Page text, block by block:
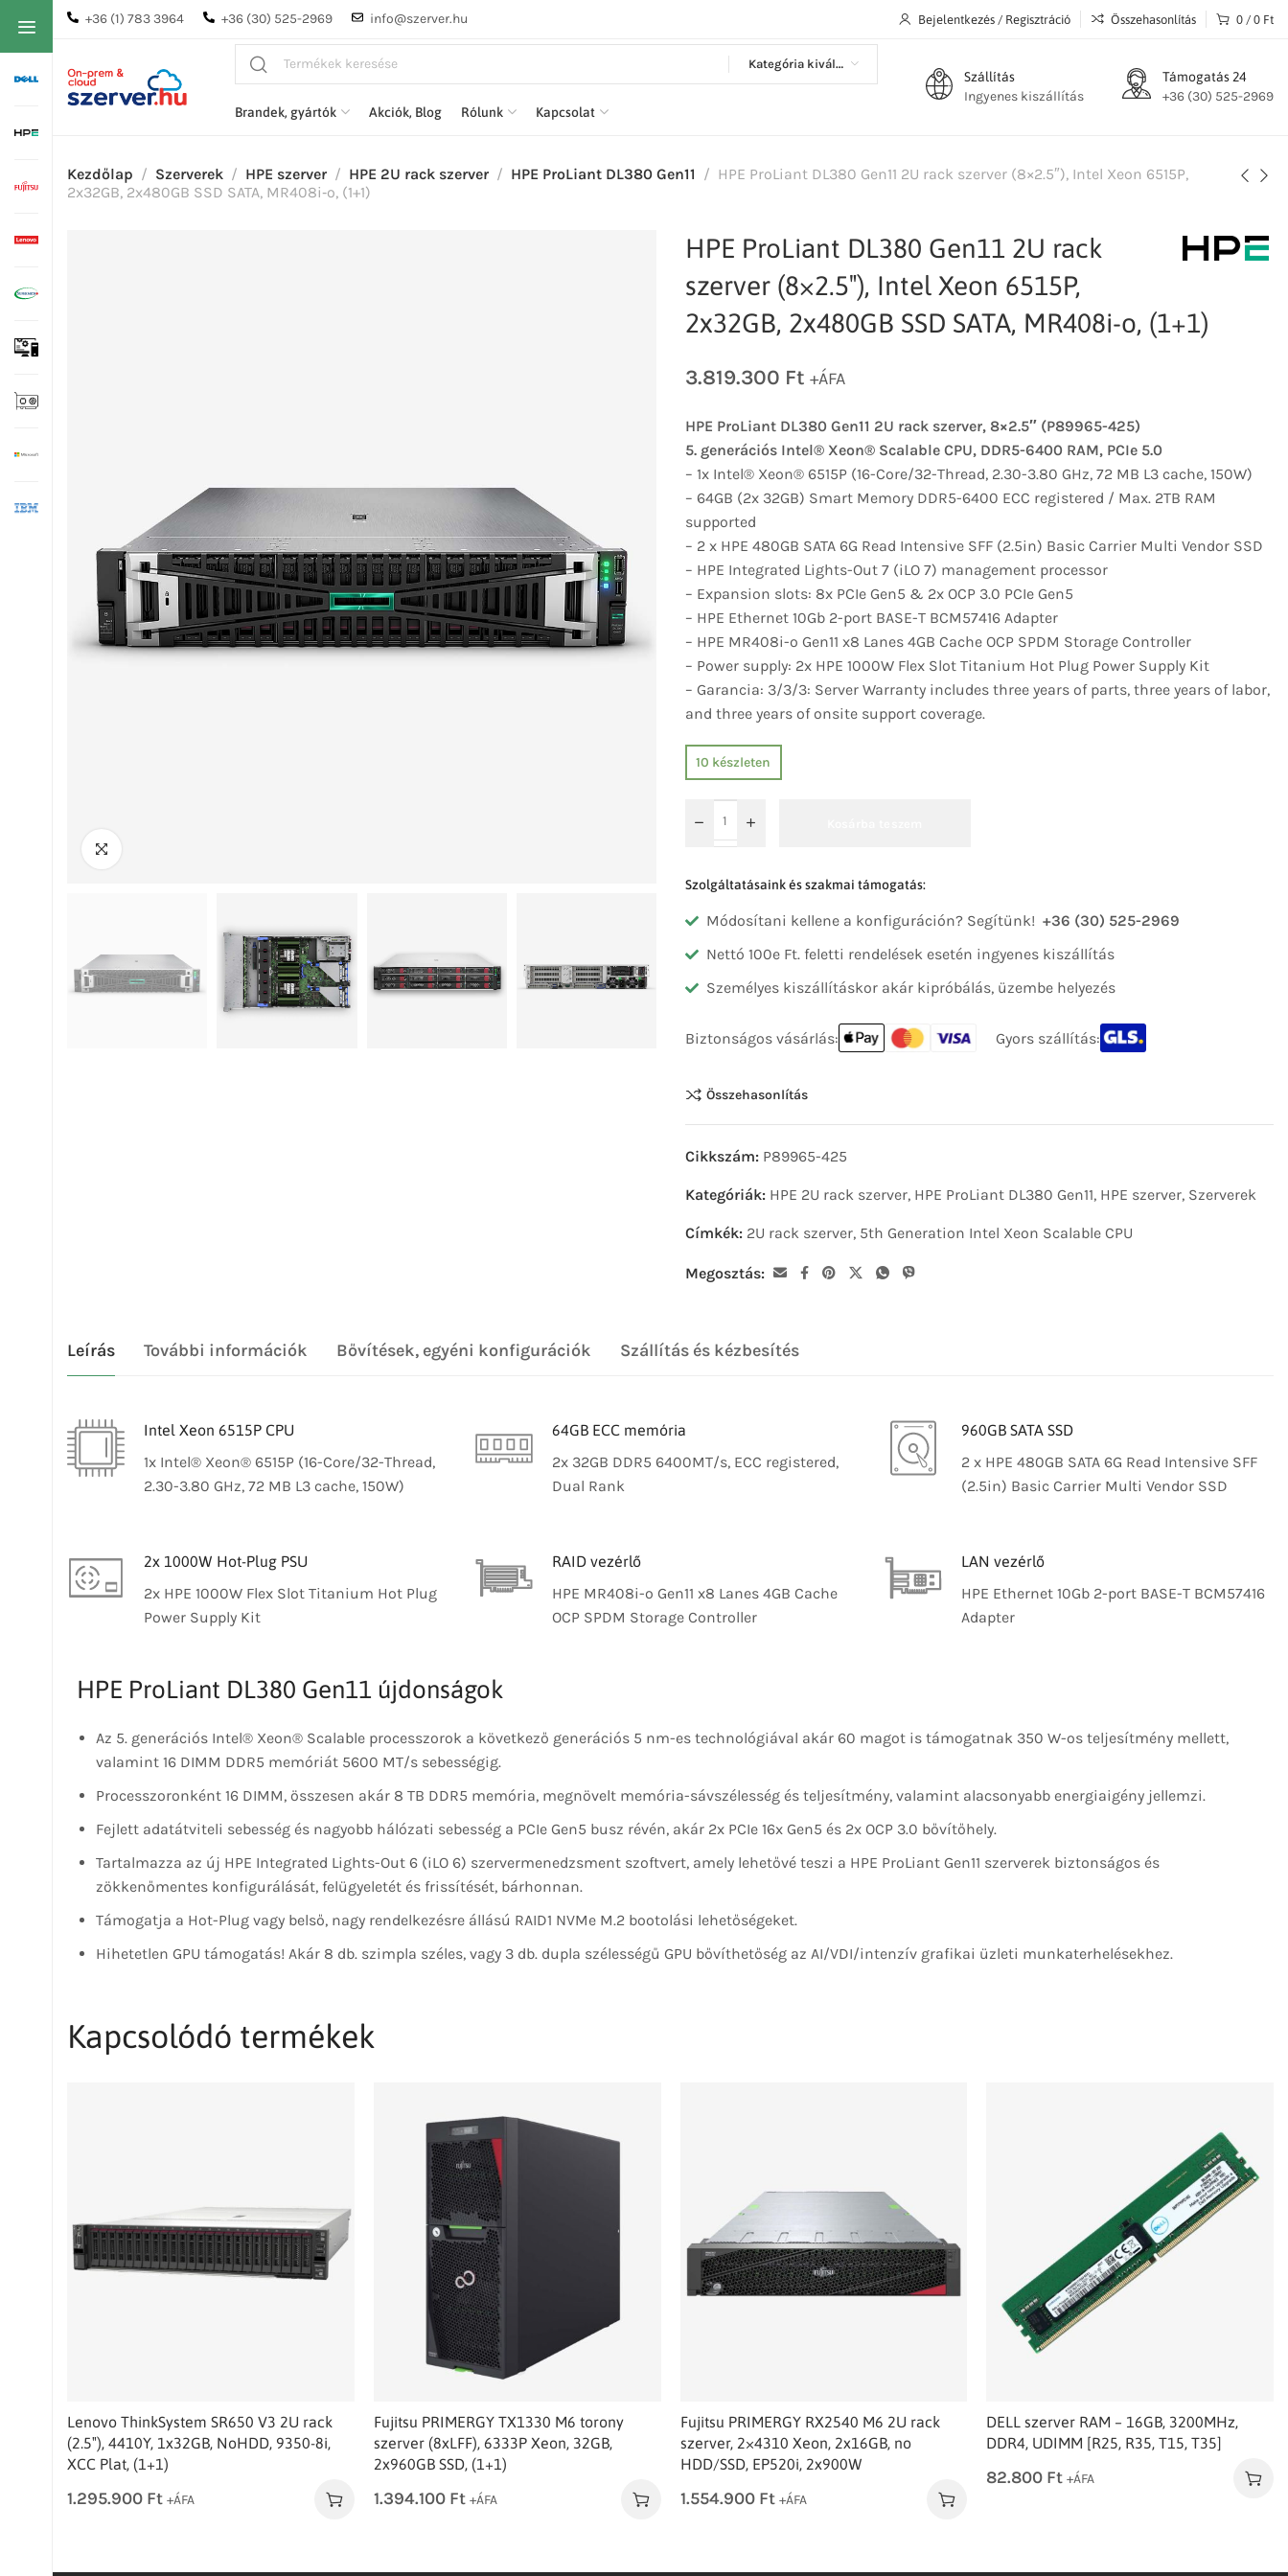
+36 (1) 783 3964 +36 (30) 525-2969 info@szerver.hu Bejelentkezés / Regisztráció Összehasonlítás 0 / 0 Ft
Kategória kiválasztása
Brandek, gyártók Akciók, Blog Rólunk Kapcsolat
Szállítás
Ingyenes kiszállítás
Támogatás 24
+36 (30) 525-2969
Kezdőlap Szerverek HPE szerver HPE 2U rack szerver HPE ProLiant DL380 Gen11
HPE ProLiant DL380 Gen11 2U rack szerver (8×2.5″), Intel Xeon 6515P,
2x32GB, 2x480GB SSD SATA, MR408i‑o, (1+1)
HPE ProLiant DL380 Gen11 2U rack
szerver (8×2.5″), Intel Xeon 6515P,
2x32GB, 2x480GB SSD SATA, MR408i‑o, (1+1)
3.819.300 Ft +ÁFA
HPE ProLiant DL380 Gen11 2U rack szerver, 8×2.5″ (P89965-425)
5. generációs Intel® Xeon® Scalable CPU, DDR5-6400 RAM, PCIe 5.0
– 1x Intel® Xeon® 6515P (16-Core/32-Thread, 2.30-3.80 GHz, 72 MB L3 cache, 150W)
– 64GB (2x 32GB) Smart Memory DDR5-6400 ECC registered / Max. 2TB RAM
supported
– 2 x HPE 480GB SATA 6G Read Intensive SFF (2.5in) Basic Carrier Multi Vendor SSD
– HPE Integrated Lights-Out 7 (iLO 7) management processor
– Expansion slots: 8x PCIe Gen5 & 2x OCP 3.0 PCIe Gen5
– HPE Ethernet 10Gb 2-port BASE-T BCM57416 Adapter
– HPE MR408i-o Gen11 x8 Lanes 4GB Cache OCP SPDM Storage Controller
– Power supply: 2x HPE 1000W Flex Slot Titanium Hot Plug Power Supply Kit
– Garancia: 3/3/3: Server Warranty includes three years of parts, three years of labor,
and three years of onsite support coverage.
10 készleten
Szolgáltatásaink és szakmai támogatás:
Módosítani kellene a konfiguráción? Segítünk! +36 (30) 525-2969
Nettó 100e Ft. feletti rendelések esetén ingyenes kiszállítás
Személyes kiszállításkor akár kipróbálás, üzembe helyezés
Biztonságos vásárlás: Gyors szállítás:
Összehasonlítás
Cikkszám: P89965-425
Kategóriák: HPE 2U rack szerver, HPE ProLiant DL380 Gen11, HPE szerver, Szerverek
Címkék: 2U rack szerver, 5th Generation Intel Xeon Scalable CPU
Megosztás:
Leírás További információk Bővítések, egyéni konfigurációk Szállítás és kézbesítés
Intel Xeon 6515P CPU
1x Intel® Xeon® 6515P (16-Core/32-Thread,
2.30-3.80 GHz, 72 MB L3 cache, 150W)
64GB ECC memória
2x 32GB DDR5 6400MT/s, ECC registered,
Dual Rank
960GB SATA SSD
2 x HPE 480GB SATA 6G Read Intensive SFF
(2.5in) Basic Carrier Multi Vendor SSD
2x 1000W Hot-Plug PSU
2x HPE 1000W Flex Slot Titanium Hot Plug
Power Supply Kit
RAID vezérlő
HPE MR408i-o Gen11 x8 Lanes 4GB Cache
OCP SPDM Storage Controller
LAN vezérlő
HPE Ethernet 10Gb 2-port BASE-T BCM57416
Adapter
HPE ProLiant DL380 Gen11 újdonságok
Az 5. generációs Intel® Xeon® Scalable processzorok a következő generációs 5 nm-es technológiával akár 60 magot is támogatnak 350 W-os teljesítmény mellett,
valamint 16 DIMM DDR5 memóriát 5600 MT/s sebességig.
Processzoronként 16 DIMM, összesen akár 8 TB DDR5 memória, megnövelt memória-sávszélesség és teljesítmény, valamint alacsonyabb energiaigény jellemzi.
Fejlett adatátviteli sebesség és nagyobb hálózati sebesség a PCIe Gen5 busz révén, akár 2x PCIe 16x Gen5 és 2x OCP 3.0 bővítőhely.
Tartalmazza az új HPE Integrated Lights-Out 6 (iLO 6) szervermenedzsment szoftvert, amely lehetővé teszi a HPE ProLiant Gen11 szerverek biztonságos és
zökkenőmentes konfigurálását, felügyeletét és frissítését, bárhonnan.
Támogatja a Hot-Plug vagy belső, nagy rendelkezésre állású RAID1 NVMe M.2 bootolási lehetőségeket.
Hihetetlen GPU támogatás! Akár 8 db. szimpla széles, vagy 3 db. dupla szélességű GPU bővíthetőség az AI/VDI/intenzív grafikai üzleti munkaterhelésekhez.
Kapcsolódó termékek
Lenovo ThinkSystem SR650 V3 2U rack
(2.5″), 4410Y, 1x32GB, NoHDD, 9350-8i,
XCC Plat, (1+1)
1.295.900 Ft +ÁFA
Fujitsu PRIMERGY TX1330 M6 torony
szerver (8xLFF), 6333P Xeon, 32GB,
2x960GB SSD, (1+1)
1.394.100 Ft +ÁFA
Fujitsu PRIMERGY RX2540 M6 2U rack
szerver, 2×4310 Xeon, 2x16GB, no
HDD/SSD, EP520i, 2x900W
1.554.900 Ft +ÁFA
DELL szerver RAM – 16GB, 3200MHz,
DDR4, UDIMM [R25, R35, T15, T35]
82.800 Ft +ÁFA